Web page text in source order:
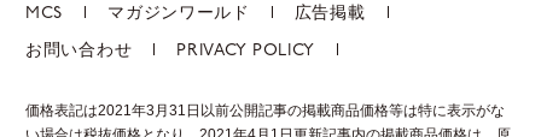
MCS マガジンワールド 広告掲載
お問い合わせ PRIVACY POLICY
価格表記は2021年3月31日以前公開記事の掲載商品価格等は特に表示がな